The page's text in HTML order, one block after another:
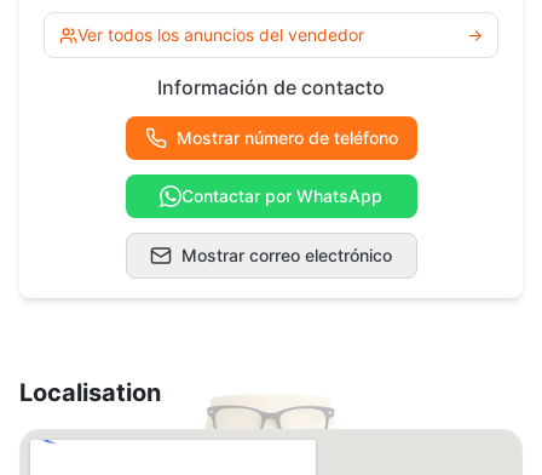
Ver todos los anuncios del vendedor →
Información de contacto
Mostrar número de teléfono
Contactar por WhatsApp
Mostrar correo electrónico
Localisation